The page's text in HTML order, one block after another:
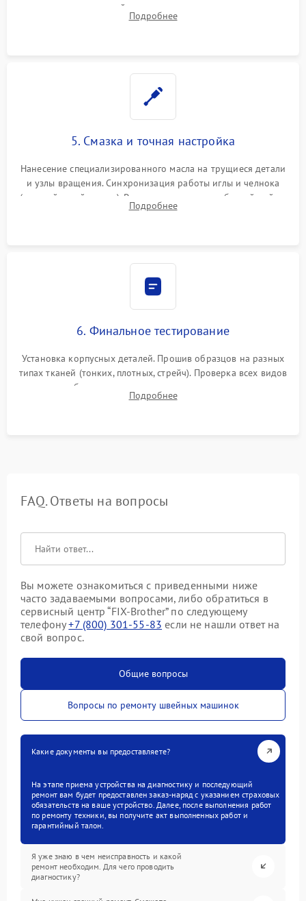
челночного устройства для устранения заусенцев.
Восстановление контактов в педали и пайка элементов на
Подробнее
5. Смазка и точная настройка
Нанесение специализированного масла на трущиеся детали
и узлы вращения. Синхронизация работы иглы и челнока
(настройка таймингов). Регулировка высоты зубчатой рейки,
центровка игловодителя и калибровка натяжителей верхней
Подробнее
6. Финальное тестирование
Установка корпусных деталей. Прошив образцов на разных
типах тканей (тонких, плотных, стрейч). Проверка всех видов
строчек, работы реверса, выметывания петли и намотчика
шпульки. Контроль плавности хода и отсутствия
Подробнее
FAQ. Ответы на вопросы
Вы можете ознакомиться с приведенными ниже
часто задаваемыми вопросами, либо обратиться в
сервисный центр “FIX-Brother” по следующему
телефону+7 (800) 301-55-83 если не нашли ответ на
свой вопрос.
Общие вопросы
Вопросы по ремонту швейных машинок
Какие документы вы предоставляете?
На этапе приема устройства на диагностику и последующий
ремонт вам будет предоставлен заказ-наряд с указанием страховых
обязательств на ваше устройство. Далее, после выполнения работ
по ремонту техники, вы получите акт выполненных работ и
гарантийный талон.
Я уже знаю в чем неисправность и какой
ремонт необходим. Для чего проводить
диагностику?